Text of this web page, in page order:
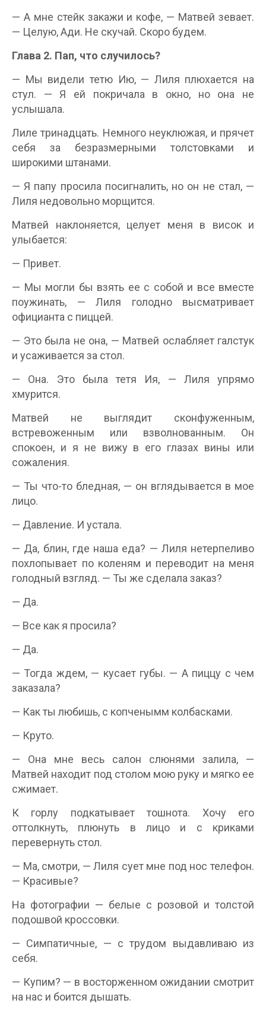
— А мне стейк закажи и кофе, — Матвей зевает.
— Целую, Ади. Не скучай. Скоро будем.
Глава 2. Пап, что случилось?
— Мы видели тетю Ию, — Лиля плюхается на
стул. — Я ей покричала в окно, но она не
услышала.
Лиле тринадцать. Немного неуклюжая, и прячет
себя за безразмерными толстовками и
широкими штанами.
— Я папу просила посигналить, но он не стал, —
Лиля недовольно морщится.
Матвей наклоняется, целует меня в висок и
улыбается:
— Привет.
— Мы могли бы взять ее с собой и все вместе
поужинать, — Лиля голодно высматривает
официанта с пиццей.
— Это была не она, — Матвей ослабляет галстук
и усаживается за стол.
— Она. Это была тетя Ия, — Лиля упрямо
хмурится.
Матвей не выглядит сконфуженным,
встревоженным или взволнованным. Он
спокоен, и я не вижу в его глазах вины или
сожаления.
— Ты что-то бледная, — он вглядывается в мое
лицо.
— Давление. И устала.
— Да, блин, где наша еда? — Лиля нетерпеливо
похлопывает по коленям и переводит на меня
голодный взгляд. — Ты же сделала заказ?
— Да.
— Все как я просила?
— Да.
— Тогда ждем, — кусает губы. — А пиццу с чем
заказала?
— Как ты любишь, с копченымм колбасками.
— Круто.
— Она мне весь салон слюнями залила, —
Матвей находит под столом мою руку и мягко ее
сжимает.
К горлу подкатывает тошнота. Хочу его
оттолкнуть, плюнуть в лицо и с криками
перевернуть стол.
— Ма, смотри, — Лиля сует мне под нос телефон.
— Красивые?
На фотографии — белые с розовой и толстой
подошвой кроссовки.
— Симпатичные, — с трудом выдавливаю из
себя.
— Купим? — в восторженном ожидании смотрит
на нас и боится дышать.